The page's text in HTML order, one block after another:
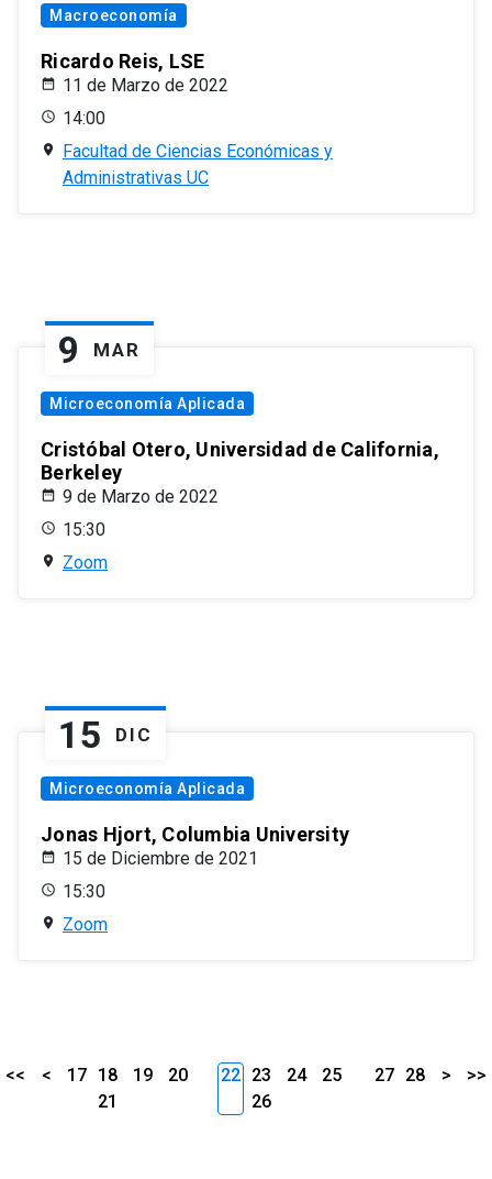
Macroeconomía
Ricardo Reis, LSE
11 de Marzo de 2022
14:00
Facultad de Ciencias Económicas y
Administrativas UC
9 MAR
Microeconomía Aplicada
Cristóbal Otero, Universidad de California,
Berkeley
9 de Marzo de 2022
15:30
Zoom
15 DIC
Microeconomía Aplicada
Jonas Hjort, Columbia University
15 de Diciembre de 2021
15:30
Zoom
<< < 17 18 19
20
21
22 23 24
25
26
27 28 > >>